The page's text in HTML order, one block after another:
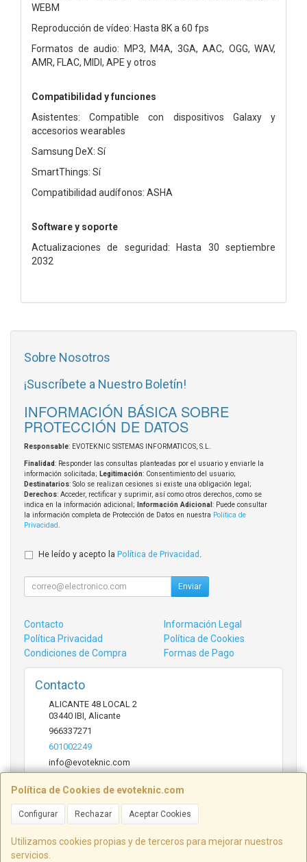
WEBM
Reproducción de vídeo: Hasta 8K a 60 fps
Formatos de audio: MP3, M4A, 3GA, AAC, OGG, WAV,
AMR, FLAC, MIDI, APE y otros
Compatibilidad y funciones
Asistentes: Compatible con dispositivos Galaxy y
accesorios wearables
Samsung DeX: Sí
SmartThings: Sí
Compatibilidad audífonos: ASHA
Software y soporte
Actualizaciones de seguridad: Hasta 30 septiembre
2032
Política de Cookies de evoteknic.com
Configurar Rechazar Aceptar Cookies
Utilizamos cookies propias y de terceros para mejorar nuestros
servicios.
Sobre Nosotros
¡Suscríbete a Nuestro Boletín!
INFORMACIÓN BÁSICA SOBRE
PROTECCIÓN DE DATOS
Responsable: EVOTEKNIC SISTEMAS INFORMATICOS, S.L.
Finalidad: Responder las consultas planteadas por el usuario y enviarle la
información solicitada; Legitimación: Consentimiento del usuario;
Destinatarios: Solo se realizan cesiones si existe una obligación legal;
Derechos: Acceder, rectificar y suprimir, así como otros derechos, como se
indica en la información adicional;
Información Adicional : Puede consultar
la información completa de Protección de Datos en nuestra Política de
Privacidad
He leído y acepto la Política de Privacidad
Enviar
Contacto
Información Legal
Política Privacidad
Política de Cookies
Condiciones de Compra
Formas de Pago
Contacto
ALICANTE 48 LOCAL 2
03440 IBI Alicante
966337271
601002249
info@evoteknic.com
Horario